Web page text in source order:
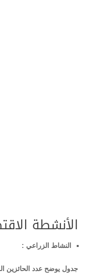
الأنشطة
النشاط الزراعي :
جدول يوضح عدد الحائزين